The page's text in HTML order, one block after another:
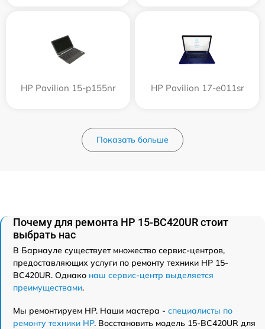
HP Pavilion 15-p155nr HP Pavilion 17-e011sr
Показать больше
Почему для ремонта HP 15-BC420UR стоит
выбрать нас
В Барнауле существует множество сервис-центров,
предоставляющих услуги по ремонту техники HP 15-
BC420UR. Однако наш сервис-центр выделяется
преимуществами.
Мы ремонтируем HP. Наши мастера - специалисты по
ремонту техники HP. Восстановить модель 15-BC420UR для